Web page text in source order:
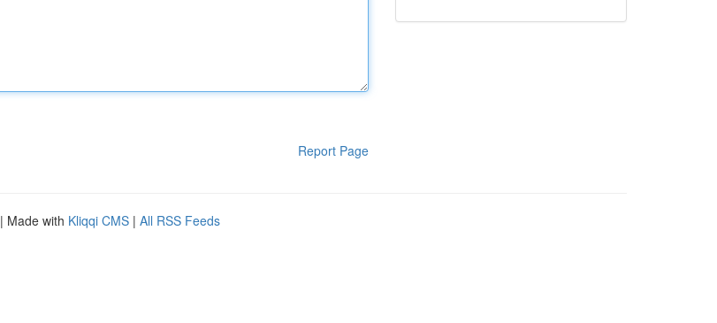
Report Page
| Made with Kliqqi CMS | All RSS Feeds